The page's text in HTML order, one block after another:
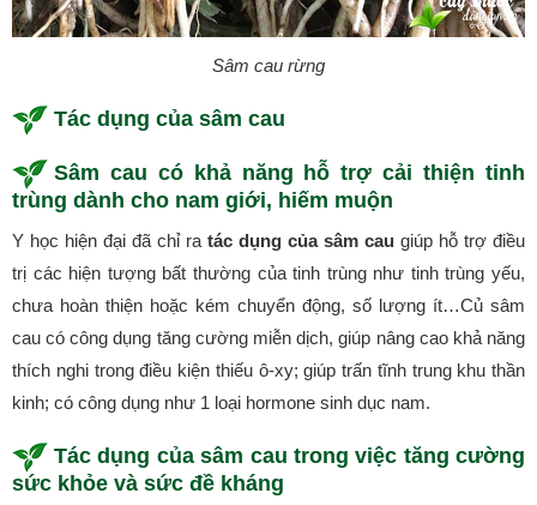
Sâm cau rừng
Tác dụng của sâm cau
Sâm cau có khả năng hỗ trợ cải thiện tinh
trùng dành cho nam giới, hiếm muộn
Y học hiện đại đã chỉ ra tác dụng của sâm cau giúp hỗ trợ điều
trị các hiện tượng bất thường của tinh trùng như tinh trùng yếu,
chưa hoàn thiện hoặc kém chuyển động, số lượng ít…Củ sâm
cau có công dụng tăng cường miễn dịch, giúp nâng cao khả năng
thích nghi trong điều kiện thiếu ô-xy; giúp trấn tĩnh trung khu thần
kinh; có công dụng như 1 loại hormone sinh dục nam.
Tác dụng của sâm cau trong việc tăng cường
sức khỏe và sức đề kháng